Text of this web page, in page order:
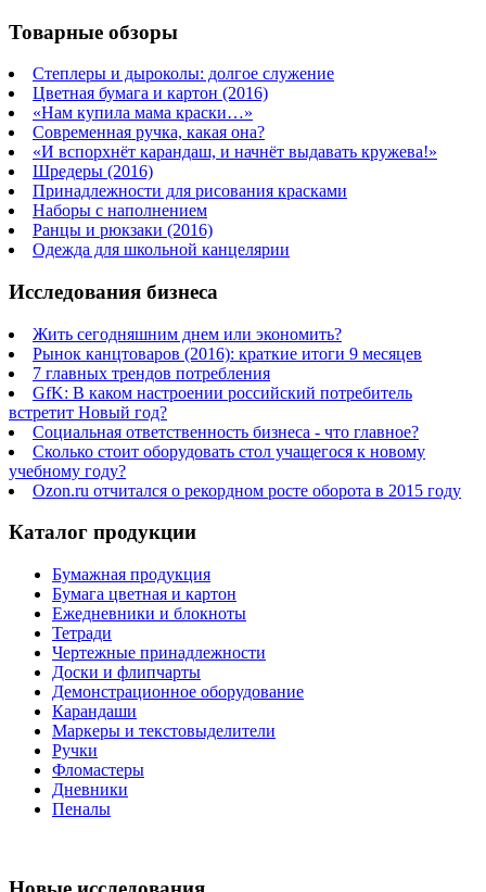
Товарные обзоры
Степлеры и дыроколы: долгое служение
Цветная бумага и картон (2016)
«Нам купила мама краски…»
Современная ручка, какая она?
«И вспорхнёт карандаш, и начнёт выдавать кружева!»
Шредеры (2016)
Принадлежности для рисования красками
Наборы с наполнением
Ранцы и рюкзаки (2016)
Одежда для школьной канцелярии
Исследования бизнеса
Жить сегодняшним днем или экономить?
Рынок канцтоваров (2016): краткие итоги 9 месяцев
7 главных трендов потребления
GfK: В каком настроении российский потребитель
встретит Новый год?
Социальная ответственность бизнеса - что главное?
Сколько стоит оборудовать стол учащегося к новому
учебному году?
Ozon.ru отчитался о рекордном росте оборота в 2015 году
Каталог продукции
Бумажная продукция
Бумага цветная и картон
Ежедневники и блокноты
Тетради
Чертежные принадлежности
Доски и флипчарты
Демонстрационное оборудование
Карандаши
Маркеры и текстовыделители
Ручки
Фломастеры
Дневники
Пеналы